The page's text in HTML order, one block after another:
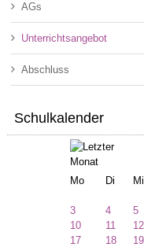
AGs
Unterrichtsangebot
Abschluss
Schulkalender
Mo
Di Mi
3
4 5
10
11 12
17
18 19